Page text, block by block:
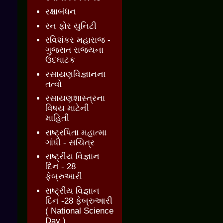
રક્ષાબંધન
રન ફોર યુનિટી
રવિશંકર મહારાજ -
ગુજરાત રાજ્યના
ઉદઘાટક
રસાયણવિજ્ઞાનના
તત્વો
રસાયણશાસ્ત્રના
વિષય માટેની
માહિતી
રાષ્ટ્રપિતા મહાત્મા
ગાંધી - સચિત્ર
રાષ્ટ્રીય વિજ્ઞાન
દિન - 28
ફેબ્રુઆરી
રાષ્ટ્રીય વિજ્ઞાન
દિન -28 ફેબ્રુઆરી
( National Science
Day )